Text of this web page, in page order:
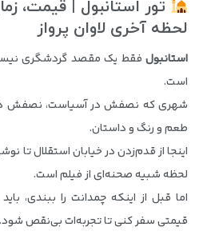
تور استانبول | قیمت،
لحظه آخری لاوان پرواز
استانبول فقط یک مقصد گردشگری
است.
شهری که نصفش در آسیاست، نصفش در
طعم و رنگ و داستان.
اینجا از قدم‌زدن در خیابان استقلال تا
لحظه شبیه صحنه‌ای از فیلم است.
اما قبل از اینکه چمدانت را ببندی،
قیمتی سفر کنی تا تجربه‌ات بی‌نقص شود.